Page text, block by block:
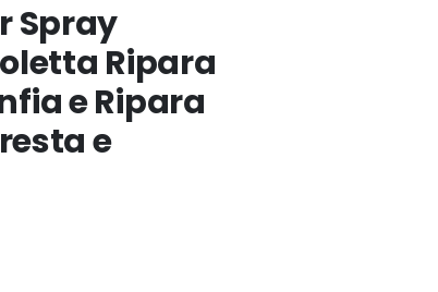
Spray
Ripara
e Ripara
e